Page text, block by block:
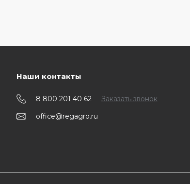
Наши контакты
8 800 201 40 62
Заказать звонок
office@regagro.ru